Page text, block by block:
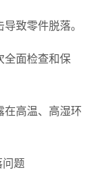
致零件脱落。
全面检查和保
在高温、高湿环
问题